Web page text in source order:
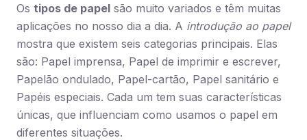
Os tipos de papel são muito variados e têm muitas
aplicações no nosso dia a dia. A introdução ao papel
mostra que existem seis categorias principais. Elas
são: Papel imprensa, Papel de imprimir e escrever,
Papelão ondulado, Papel-cartão, Papel sanitário e
Papéis especiais. Cada um tem suas características
únicas, que influenciam como usamos o papel em
diferentes situações.